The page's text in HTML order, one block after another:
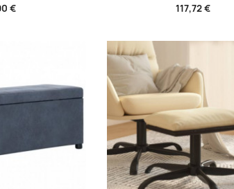
€ 117,72 €